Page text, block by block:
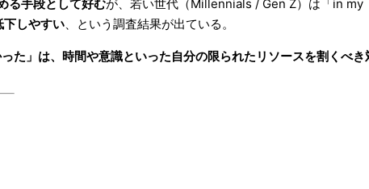
る手段として好むが、若い世代（Millennials / Gen Z）は「in my
下しやすい、という調査結果が出ている。
た」は、時間や意識といった自分の限られたリソースを割くべき